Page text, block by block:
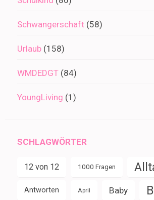
Schwangerschaft (58)
Urlaub (158)
WMDEDGT (84)
YoungLiving (1)
SCHLAGWÖRTER
12 von 12 1000 Fragen
Antworten April Baby